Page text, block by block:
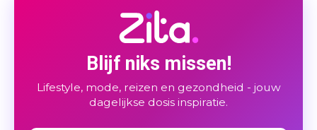
Blijf niks missen!
Lifestyle, mode, reizen en gezondheid - jouw
dagelijkse dosis inspiratie.